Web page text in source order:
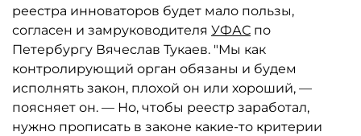
реестра инноваторов будет мало пользы,
согласен и замруководителя УФАС по
Петербургу Вячеслав Тукаев. "Мы как
контролирующий орган обязаны и будем
исполнять закон, плохой он или хороший, —
поясняет он. — Но, чтобы реестр заработал,
нужно прописать в законе какие-то критерии